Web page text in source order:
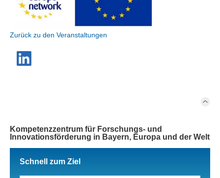
Zurück zu den Veranstaltungen
Kompetenzzentrum für Forschungs- und
Innovationsförderung in Bayern, Europa und der Welt
Schnell zum Ziel